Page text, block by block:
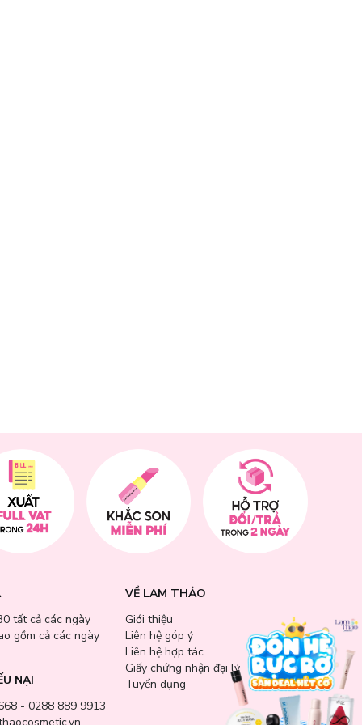
tất cả các ngày
gồm cả các ngày
NẠI
- 0288 889 9913
VỀ LAM THẢO
Giới thiệu
Liên hệ góp ý
Liên hệ hợp tác
Giấy chứng nhận đại lý
Tuyển dụng